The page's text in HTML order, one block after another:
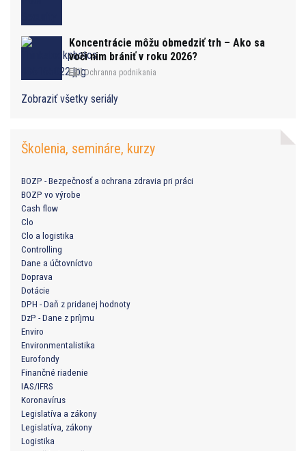
Koncentrácie môžu obmedziť trh – Ako sa
voči nim brániť v roku 2026?
Ochranna podnikania
Zobraziť všetky seriály
Školenia, semináre, kurzy
BOZP - Bezpečnosť a ochrana zdravia pri práci
BOZP vo výrobe
Cash flow
Clo
Clo a logistika
Controlling
Dane a účtovníctvo
Doprava
Dotácie
DPH - Daň z pridanej hodnoty
DzP - Dane z príjmu
Enviro
Environmentalistika
Eurofondy
Finančné riadenie
IAS/IFRS
Koronavírus
Legislatíva a zákony
Legislatíva, zákony
Logistika